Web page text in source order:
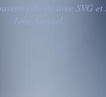
de vie avec SVG et
John Samuel